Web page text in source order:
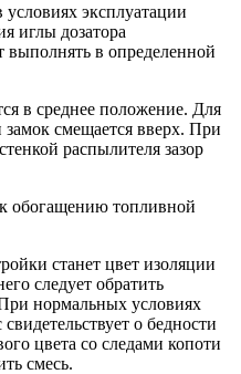
эксплуатации
иглы дозатора
выполнять в определенной
в среднее положение. Для
смещается вверх. При
распылителя зазор
обогащению топливной
станет цвет изоляции
следует обратить
нормальных условиях
о бедности
цвета со следами копоти
смесь.